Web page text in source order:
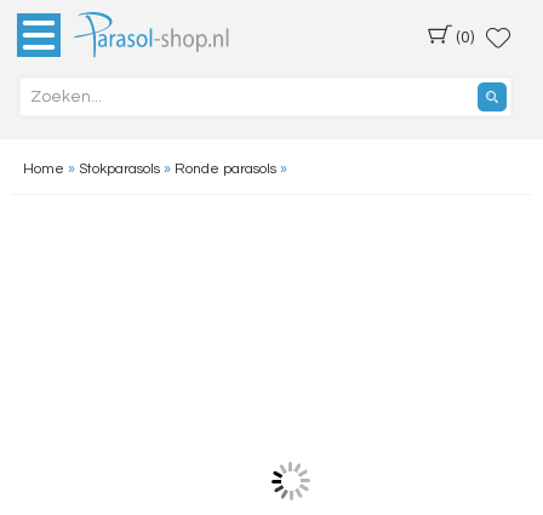
(0)
Home » Stokparasols» Ronde parasols»